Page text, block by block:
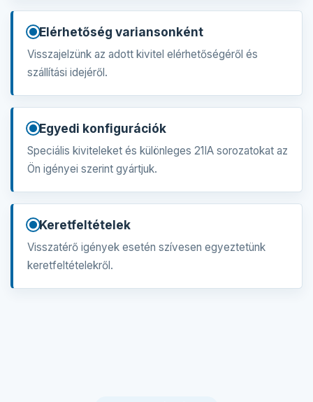
Elérhetőség variansonként
Visszajelzünk az adott kivitel elérhetőségéről és
szállítási idejéről.
Egyedi konfigurációk
Speciális kiviteleket és különleges 21IA sorozatokat az
Ön igényei szerint gyártjuk.
Keretfeltételek
Visszatérő igények esetén szívesen egyeztetünk
keretfeltételekről.